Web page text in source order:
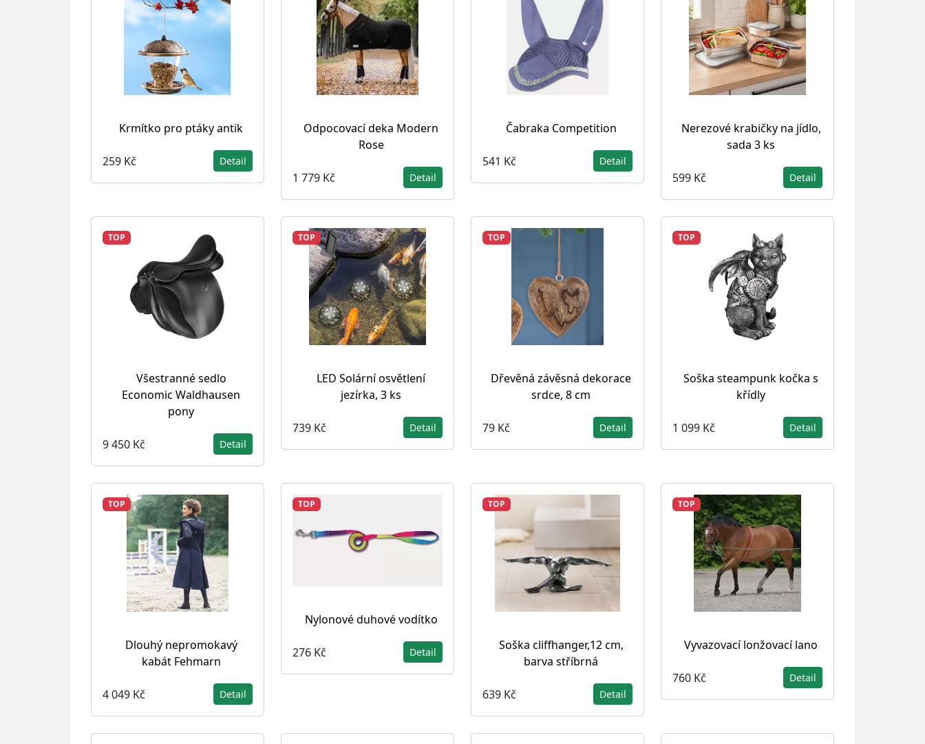
Krmítko pro ptáky antik
259 Kč Detail
Odpocovací deka Modern
Rose
1 779 Kč Detail
Čabraka Competition
541 Kč Detail
Nerezové krabičky na jídlo,
sada 3 ks
599 Kč Detail
TOP
Všestranné sedlo
Economic Waldhausen
pony
9 450 Kč Detail
TOP
LED Solární osvětlení
jezírka, 3 ks
739 Kč Detail
TOP
Dřevěná závěsná dekorace
srdce, 8 cm
79 Kč Detail
TOP
Soška steampunk kočka s
křídly
1 099 Kč Detail
TOP
Dlouhý nepromokavý
kabát Fehmarn
4 049 Kč Detail
TOP
Nylonové duhové vodítko
276 Kč Detail
TOP
Soška cliffhanger,12 cm,
barva stříbrná
639 Kč Detail
TOP
Vyvazovací lonžovací lano
760 Kč Detail